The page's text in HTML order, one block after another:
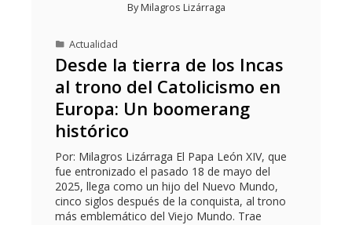
ByMilagros Lizárraga
Actualidad
Desde la tierra de los Incas
al trono del Catolicismo en
Europa: Un boomerang
histórico
Por: Milagros Lizárraga El Papa León XIV, que
fue entronizado el pasado 18 de mayo del
2025, llega como un hijo del Nuevo Mundo,
cinco siglos después de la conquista, al trono
más emblemático del Viejo Mundo. Trae